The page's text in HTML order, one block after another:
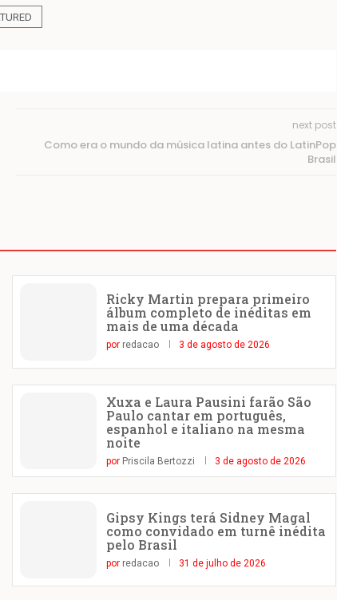
next post
Como era o mundo da música latina antes do LatinPop
Brasil
Ricky Martin prepara primeiro
álbum completo de inéditas em
mais de uma década
por redacao 3 de agosto de 2026
Xuxa e Laura Pausini farão São
Paulo cantar em português,
espanhol e italiano na mesma
noite
por Priscila Bertozzi 3 de agosto de 2026
Gipsy Kings terá Sidney Magal
como convidado em turnê inédita
pelo Brasil
por redacao 31 de julho de 2026